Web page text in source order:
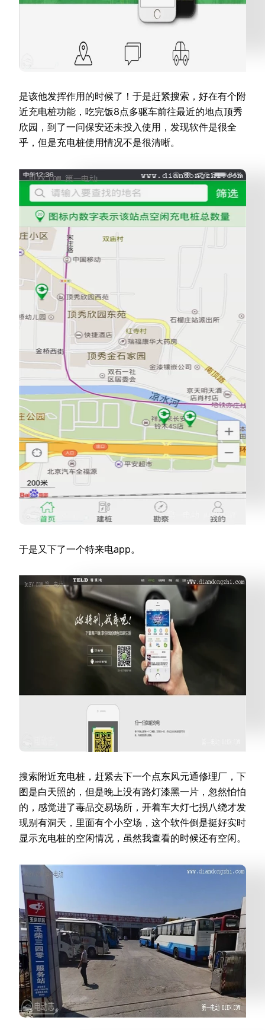
是该他发挥作用的时候了！于是赶紧搜索，好在有个附
近充电桩功能，吃完饭8点多驱车前往最近的地点顶秀
欣园，到了一问保安还未投入使用，发现软件是很全
乎，但是充电桩使用情况不是很清晰。
于是又下了一个特来电app。
搜索附近充电桩，赶紧去下一个点东风元通修理厂，下
图是白天照的，但是晚上没有路灯漆黑一片，忽然怕怕
的，感觉进了毒品交易场所，开着车大灯七拐八绕才发
现别有洞天，里面有个小空场，这个软件倒是挺好实时
显示充电桩的空闲情况，虽然我查看的时候还有空闲。